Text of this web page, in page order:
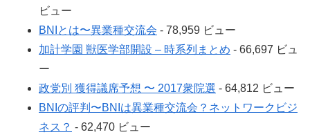
ビュー
BNIとは〜異業種交流会 - 78,959 ビュー
加計学園 獣医学部開設 – 時系列まとめ - 66,697 ビュ
ー
政党別 獲得議席予想 〜 2017衆院選 - 64,812 ビュー
BNIの評判〜BNIは異業種交流会？ネットワークビジ
ネス？ - 62,470 ビュー